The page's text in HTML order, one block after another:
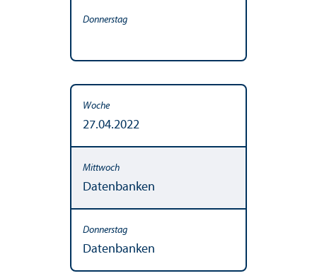
27.04.2022
Datenbanken
Datenbanken